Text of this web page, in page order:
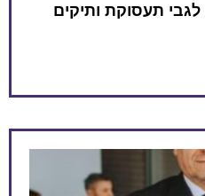
תעסוקת ותיקים